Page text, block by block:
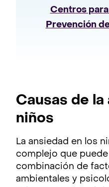
Centros
Prevención
Causas de la
niños
La ansiedad en los
complejo que
combinación de
ambientales y